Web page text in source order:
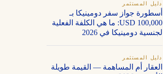
دليل المستثمر
أسطورة جواز سفر دومينيكا بـ
100,000 USD: ما هي الكلفة الفعلية
لجنسية دومينيكا في 2026
دليل المستثمر
العقار أم المساهمة — القيمة طويلة